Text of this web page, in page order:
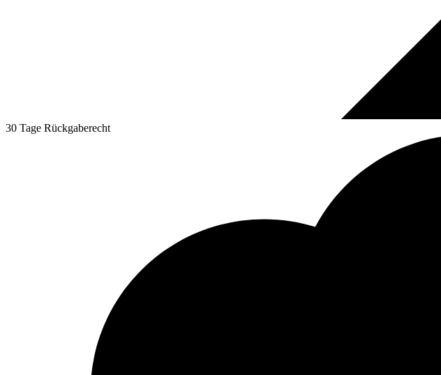
30 Tage Rückgaberecht